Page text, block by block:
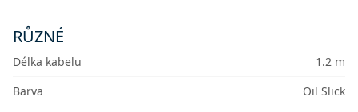
RŮZNÉ
Délka kabelu
1.2 m
Barva
Oil Slick